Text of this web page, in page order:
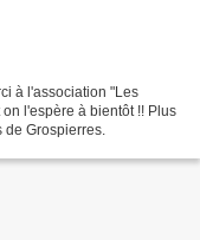
à l'association "Les
l'espère à bientôt !! Plus
Grospierres.